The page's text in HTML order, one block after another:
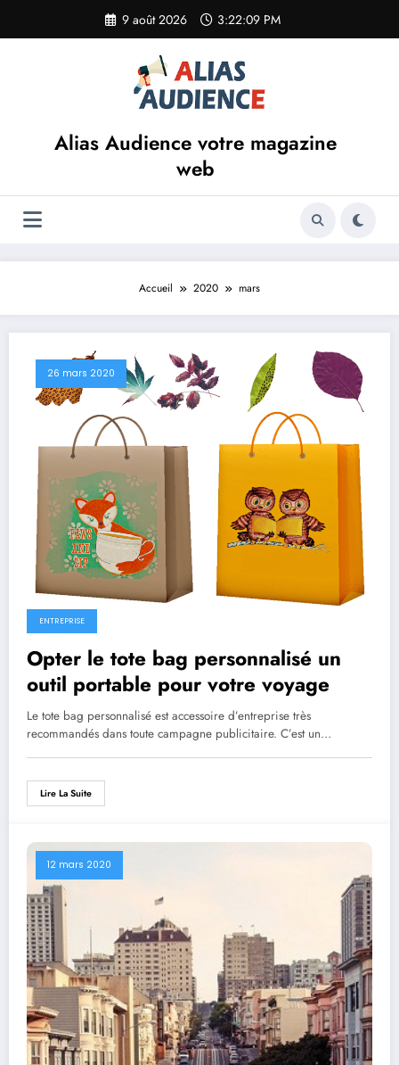
contenu
9 août 2026 3:22:09 PM
Alias Audience votre magazine
web
Accueil 2020 mars
26 mars 2020
ENTREPRISE
Opter le tote bag personnalisé un
outil portable pour votre voyage
Le tote bag personnalisé est accessoire d’entreprise très
recommandés dans toute campagne publicitaire. C’est un…
Lire La Suite
12 mars 2020